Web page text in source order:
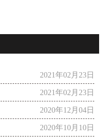
2021年02月23日
2021年02月23日
2020年12月04日
2020年10月10日